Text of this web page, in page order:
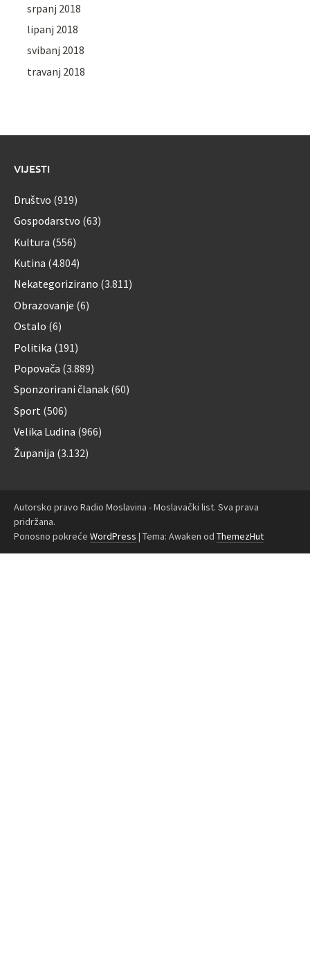
srpanj 2018
lipanj 2018
svibanj 2018
travanj 2018
VIJESTI
Društvo (919)
Gospodarstvo (63)
Kultura (556)
Kutina (4.804)
Nekategorizirano (3.811)
Obrazovanje (6)
Ostalo (6)
Politika (191)
Popovača (3.889)
Sponzorirani članak (60)
Sport (506)
Velika Ludina (966)
Županija (3.132)
Autorsko pravo Radio Moslavina - Moslavački list. Sva prava
pridržana.
Ponosno pokreće WordPress | Tema: Awaken od ThemezHut